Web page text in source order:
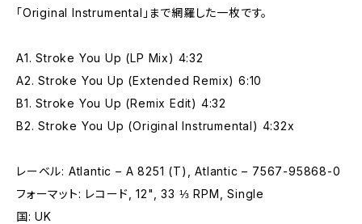
「Original Instrumental」まで網羅した一枚です。
A1. Stroke You Up (LP Mix) 4:32
A2. Stroke You Up (Extended Remix) 6:10
B1. Stroke You Up (Remix Edit) 4:32
B2. Stroke You Up (Original Instrumental) 4:32x
レーベル: Atlantic – A 8251 (T), Atlantic – 7567-95868-0
フォーマット: レコード, 12", 33 ⅓ RPM, Single
国: UK